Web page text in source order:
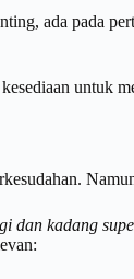
ada pada
untuk
dan kadang